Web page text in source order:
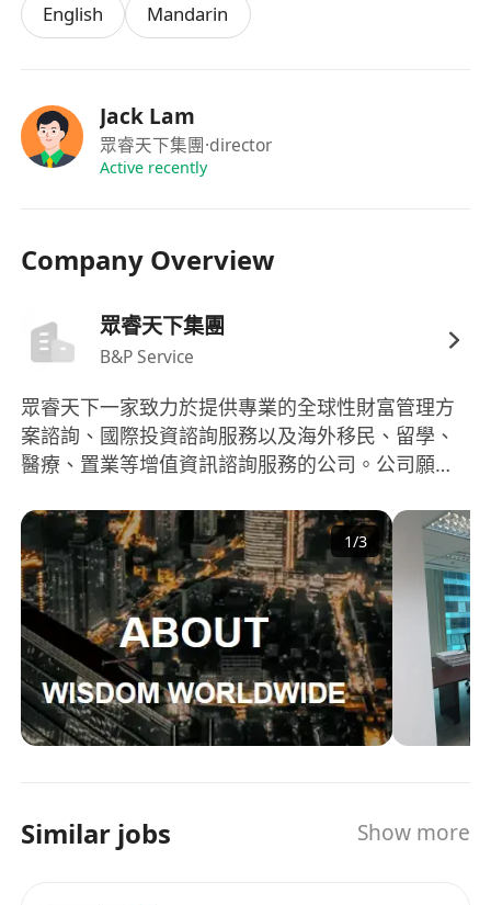
7. 優化客戶轉介流程與信息咨詢服務標準，完成既
定的轉介客戶數量、渠道維護質量等業績指標；同
定制化投資方案，拓展高價值客戶組合。
8. 維護與香港持牌金融機構的長期合作關係，明確
雙方輔助合作權責，搭建穩定的渠道合作網絡，跟
任職要求
關專業優先（持有本科證書）。
2. 3年以上金融行業渠道拓展、高淨值客戶服務或跨
先。
3. 持有證券從業資格證、私募基金從業資格證，具
備紮實的金融行業基礎知識，熟悉跨境金融服務邏
輯。
4. 有豐富的高淨值個人及企業客戶資源、渠道資
源，具備優秀的客戶開發、溝通協調及關係維護能
力。
5. 熟練掌握普通話、粵語、具備良好的商務溝通與
團隊協作能力，為人嚴謹自律、積極主動。
6. 了解香港、香港金融市場基本規則，認同公司合
規經營理念，無金融行業違規記錄。
English
Mandarin
Jack Lam
眾睿天下集團·director
Active recently
Company Overview
眾睿天下集團
B&P Service
眾睿天下一家致力於提供專業的全球性財富管理方
案諮詢、國際投資諮詢服務以及海外移民、留學、
醫療、置業等增值資訊諮詢服務的公司。公司願景
資智慧，為高淨值人士及家庭、家族企業、上市公
司等提供精准化的投資諮詢方案及策略，成為亞洲
首屈一指的全球財富管理及投資諮詢服務公司。 公
司積極開拓海外市場，致力於促進私人財富管理諮
詢服務行業全球化的發展，同時也希望成為個人客
戶和廣大企業機構首選的一站式金融諮詢及跨境體
驗服務商。以誠為基，以信為本、共同創新發展。
公司已積累豐富的海外資源及優質專案平臺，熟悉
境內外的市場準則，立足於香港並作為全球資產配
和國際投資諮詢服務。
1/3
Similar jobs Show more